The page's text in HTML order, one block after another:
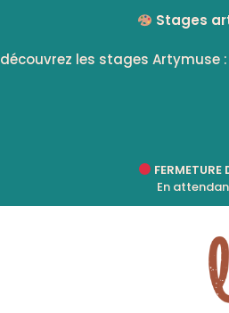
Stages
découvrez les stages Artymuse :
En